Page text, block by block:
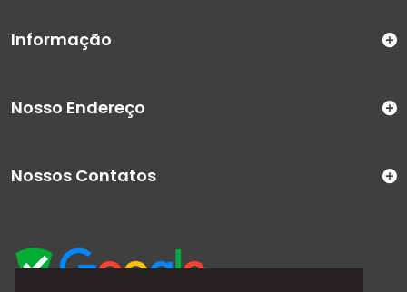
Informação
Nosso Endereço
Nossos Contatos